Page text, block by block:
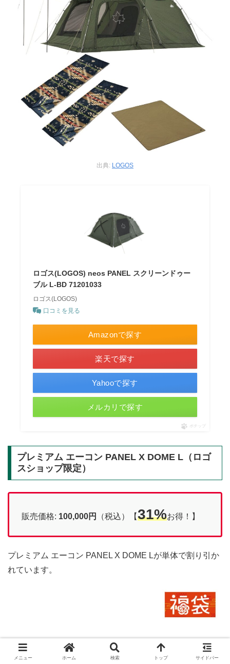
出典: LOGOS
ロゴス(LOGOS) neos PANEL スクリーンドゥー
ブル L-BD 71201033
ロゴス(LOGOS)
口コミを見る
Amazonで探す
楽天で探す
Yahooで探す
メルカリで探す
ポチップ
プレミアム エーコン PANEL X DOME L（ロゴ
スショップ限定）
販売価格: 100,000円 （税込）【31%お得！】
プレミアム エーコン PANEL X DOME Lが単体で割り引か
れています。
メニュー ホーム 検索 トップ サイドバー